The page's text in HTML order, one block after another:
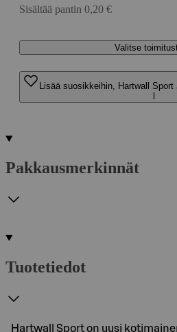
Sisältää pantin 0,20 €
Valitse
Lisää suosikkeihin, Hartwall
Pakkausmerkinnät
Tuotetiedot
Hartwall Sport on uusi